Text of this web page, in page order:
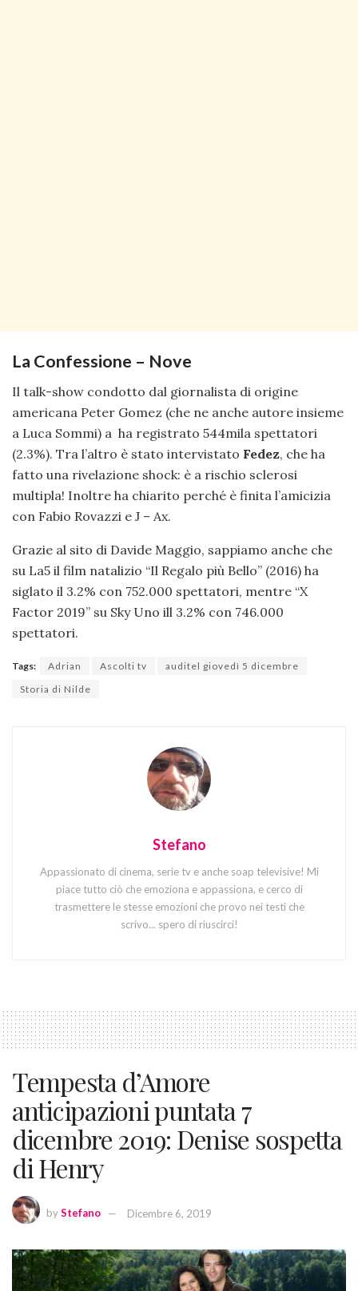
La Confessione – Nove
Il talk-show condotto dal giornalista di origine
americana Peter Gomez (che ne anche autore insieme
a Luca Sommi) a ha registrato 544mila spettatori
(2.3%). Tra l’altro è stato intervistato Fedez, che ha
fatto una rivelazione shock: è a rischio sclerosi
multipla! Inoltre ha chiarito perché è finita l’amicizia
con Fabio Rovazzi e J – Ax.
Grazie al sito di Davide Maggio, sappiamo anche che
su La5 il film natalizio “Il Regalo più Bello” (2016) ha
siglato il 3.2% con 752.000 spettatori, mentre “X
Factor 2019” su Sky Uno ill 3.2% con 746.000
spettatori.
Tags: Adrian Ascolti tv
auditel giovedì 5 dicembre
Storia di Nilde
Stefano
Appassionato di cinema, serie tv e anche soap televisive! Mi
piace tutto ciò che emoziona e appassiona, e cerco di
trasmettere le stesse emozioni che provo nei testi che
scrivo... spero di riuscirci!
Tempesta d’Amore
anticipazioni puntata 7
dicembre 2019: Denise sospetta
di Henry
byStefano Dicembre 6, 2019